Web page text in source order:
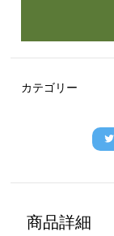
カテゴリー
商品詳細